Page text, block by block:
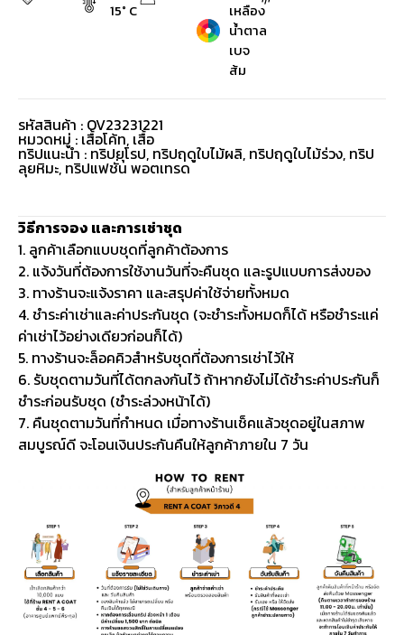
15° C
เหลือง
น้ำตาล
เบจ
ส้ม
รหัสสินค้า : OV23231221
หมวดหมู่ : เสื้อโค้ท, เสื้อ
ทริปแนะนำ : ทริปยุโรป, ทริปฤดูใบไม้ผลิ, ทริปฤดูใบไม้ร่วง, ทริป
ลุยหิมะ, ทริปแฟชั่น พอตเทรด
วิธีการจอง และการเช่าชุด
1. ลูกค้าเลือกแบบชุดที่ลูกค้าต้องการ
2. แจ้งวันที่ต้องการใช้งานวันที่จะคืนชุด และรูปแบบการส่งของ
3. ทางร้านจะแจ้งราคา และสรุปค่าใช้จ่ายทั้งหมด
4. ชำระค่าเช่าและค่าประกันชุด (จะชำระทั้งหมดก็ได้ หรือชำระแค่
ค่าเช่าไว้อย่างเดียวก่อนก็ได้)
5. ทางร้านจะล็อคคิวสำหรับชุดที่ต้องการเช่าไว้ให้
6. รับชุดตามวันที่ได้ตกลงกันไว้ ถ้าหากยังไม่ได้ชำระค่าประกันก็
ชำระก่อนรับชุด (ชำระล่วงหน้าได้)
7. คืนชุดตามวันที่กำหนด เมื่อทางร้านเช็คแล้วชุดอยู่ในสภาพ
สมบูรณ์ดี จะโอนเงินประกันคืนให้ลูกค้าภายใน 7 วัน